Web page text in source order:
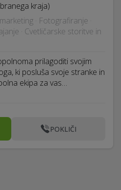
kraja)
· Fotografiranje ·
· Cvetličarske storitve in
prilagoditi svojim
ki posluša svoje stranke in
ekipa za vas…
POKLIČI